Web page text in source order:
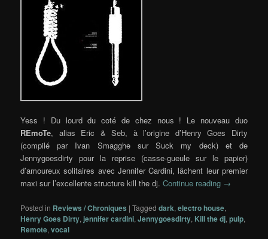
Yess ! Du lourd du coté de chez nous ! Le nouveau duo
REmoTe, alias Eric & Seb, à l’origine d’Henry Goes Dirty
(compilé par Ivan Smagghe sur Suck my deck) et de
Jennygoesdirty pour la reprise (casse-gueule sur le papier)
d’amoureux solitaires avec Jennifer Cardini, lâchent leur premier
maxi sur l’excellente structure kill the dj.Continue reading →
Posted in Reviews / Chroniques |Tagged dark,electro house,
Henry Goes Dirty, jennifer cardini,Jennygoesdirty, Kill the dj,pulp,
Remote,vocal